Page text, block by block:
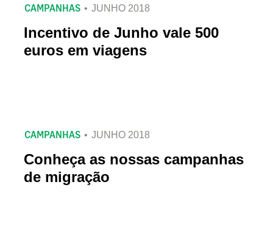
CAMPANHAS JUNHO 2018
Incentivo de Junho vale 500
euros em viagens
CAMPANHAS JUNHO 2018
Conheça as nossas campanhas
de migração